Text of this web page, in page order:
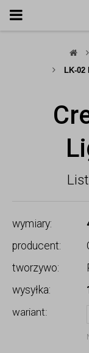
LK-
wymiary:
producent:
tworzywo:
wysyłka:
wariant: